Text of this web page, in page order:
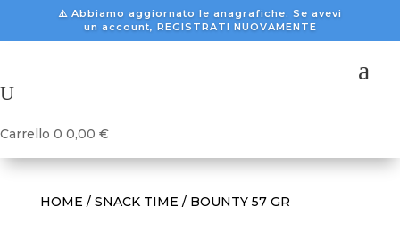
⚠️ Abbiamo aggiornato le anagrafiche. Se avevi
un account, REGISTRATI NUOVAMENTE
a
U
Carrello 0 0,00 €
HOME / SNACK TIME / BOUNTY 57 GR